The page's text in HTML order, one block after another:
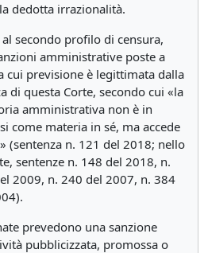
dedotta irrazionalità.
secondo profilo di censura,
amministrative poste a
cui previsione è legittimata dalla
di questa Corte, secondo cui «la
amministrativa non è in
come materia in sé, ma accede
(sentenza n. 121 del 2018; nello
sentenze n. 148 del 2018, n.
2009, n. 240 del 2007, n. 384
prevedono una sanzione
pubblicizzata, promossa o